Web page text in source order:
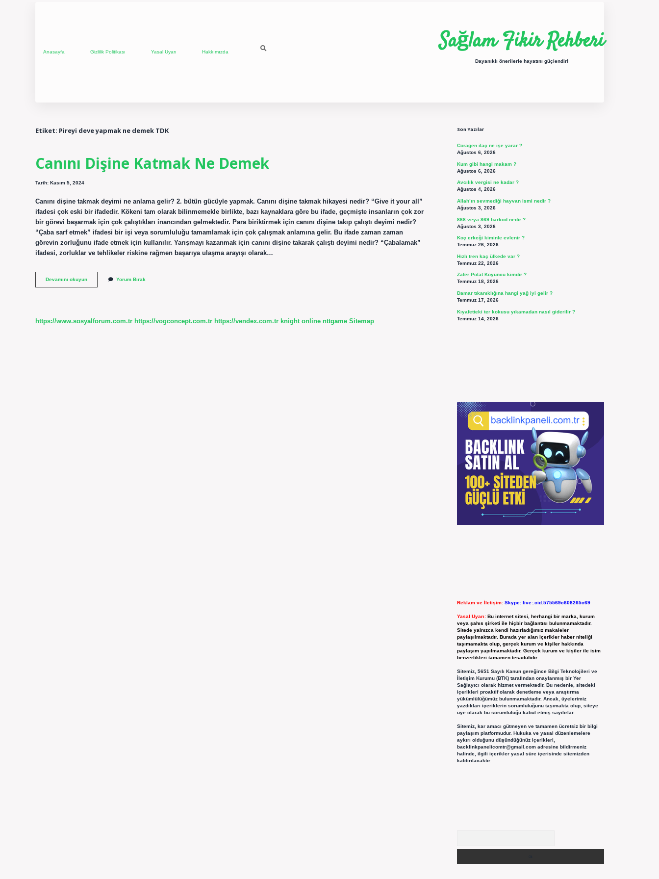
Anasayfa Gizlilik Politikası Yasal Uyarı Hakkımızda Sağlam Fikir Rehberi
Dayanıklı önerilerle hayatını güçlendir!
Etiket: Pireyi deve yapmak ne demek TDK
Canını Dişine Katmak Ne Demek
Tarih: Kasım 5, 2024
Canını dişine takmak deyimi ne anlama gelir? 2. bütün gücüyle yapmak. Canını dişine takmak hikayesi nedir? “Give it your all”
ifadesi çok eski bir ifadedir. Kökeni tam olarak bilinmemekle birlikte, bazı kaynaklara göre bu ifade, geçmişte insanların çok zor
bir görevi başarmak için çok çalıştıkları inancından gelmektedir. Para biriktirmek için canını dişine takıp çalıştı deyimi nedir?
“Çaba sarf etmek” ifadesi bir işi veya sorumluluğu tamamlamak için çok çalışmak anlamına gelir. Bu ifade zaman zaman
görevin zorluğunu ifade etmek için kullanılır. Yarışmayı kazanmak için canını dişine takarak çalıştı deyimi nedir? “Çabalamak”
ifadesi, zorluklar ve tehlikeler riskine rağmen başarıya ulaşma arayışı olarak…
Devamını okuyunCanını
Dişine
Yorum Bırak
https://www.sosyalforum.com.tr https://vogconcept.com.tr https://vendex.com.tr knight online nttgame Sitemap
Son Yazılar
Coragen ilaç ne işe yarar ?
Ağustos 6, 2026
Kum gibi hangi makam ?
Ağustos 6, 2026
Avcılık vergisi ne kadar ?
Ağustos 4, 2026
Allah’ın sevmediği hayvan ismi nedir ?
Ağustos 3, 2026
868 veya 869 barkod nedir ?
Ağustos 3, 2026
Koç erkeği kiminle evlenir ?
Temmuz 26, 2026
Hızlı tren kaç ülkede var ?
Temmuz 22, 2026
Zafer Polat Koyuncu kimdir ?
Temmuz 18, 2026
Damar tıkanıklığına hangi yağ iyi gelir ?
Temmuz 17, 2026
Kıyafetteki ter kokusu yıkamadan nasıl giderilir ?
Temmuz 14, 2026
Reklam ve İletişim: Skype: live:.cid.575569c608265c69
Yasal Uyarı: Bu internet sitesi, herhangi bir marka, kurum
veya şahıs şirketi ile hiçbir bağlantısı bulunmamaktadır.
Sitede yalnızca kendi hazırladığımız makaleler
paylaşılmaktadır. Burada yer alan içerikler haber niteliği
taşımamakta olup, gerçek kurum ve kişiler hakkında
paylaşım yapılmamaktadır. Gerçek kurum ve kişiler ile isim
benzerlikleri tamamen tesadüfidir.
Sitemiz, 5651 Sayılı Kanun gereğince Bilgi Teknolojileri ve
İletişim Kurumu (BTK) tarafından onaylanmış bir Yer
Sağlayıcı olarak hizmet vermektedir. Bu nedenle, sitedeki
içerikleri proaktif olarak denetleme veya araştırma
yükümlülüğümüz bulunmamaktadır. Ancak, üyelerimiz
yazdıkları içeriklerin sorumluluğunu taşımakta olup, siteye
üye olarak bu sorumluluğu kabul etmiş sayılırlar.
Sitemiz, kar amacı gütmeyen ve tamamen ücretsiz bir bilgi
paylaşım platformudur. Hukuka ve yasal düzenlemelere
aykırı olduğunu düşündüğünüz içerikleri,
backlinkpanelicomtr@gmail.comadresine bildirmeniz
halinde, ilgili içerikler yasal süre içerisinde sitemizden
kaldırılacaktır.